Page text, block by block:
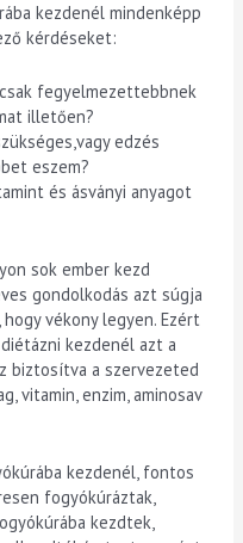
kezdenél mindenképp
kérdéseket:
fegyelmezettebbnek
illetően?
edzés
eszem?
és ásványi anyagot
sok ember kezd
gondolkodás azt súgja
vékony legyen. Ezért
kezdenél azt a
biztosítva a szervezeted
vitamin, enzim, aminosav
kezdenél, fontos
fogyókúráztak,
kezdtek,